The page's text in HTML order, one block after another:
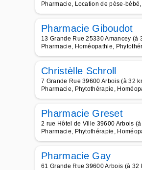
Pharmacie, Location de pèse-
Pharmacie Giboudot
13 Grande Rue 25330 Amancey (à
Pharmacie, Homéopathie,
Christèlle Schroll
7 Grande Rue 39600 Arbois (à 32
Pharmacie, Phytothérapie,
Pharmacie Greset
2 rue Hôtel de Ville 39600 Arbois
Pharmacie, Phytothérapie,
Pharmacie Gay
61 Grande Rue 39600 Arbois (à 32